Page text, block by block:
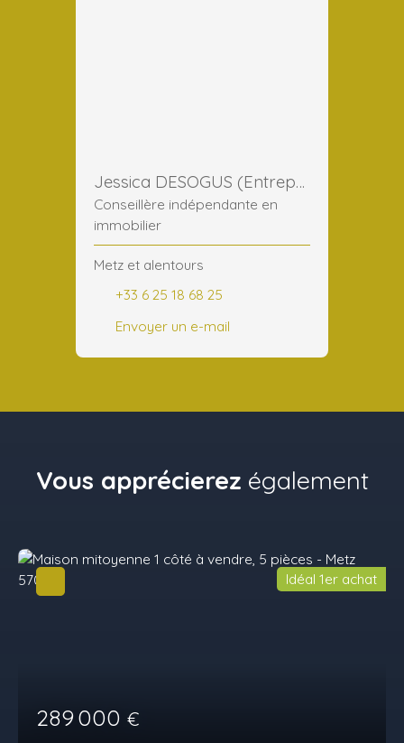
Jessica DESOGUS (Entreprise)
Conseillère indépendante en
immobilier
Metz et alentours
+33 6 25 18 68 25
Envoyer un e-mail
Vous apprécierez également
289 000 €
Idéal 1er achat